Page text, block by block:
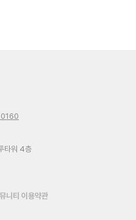
타워 4층
니티 이용약관